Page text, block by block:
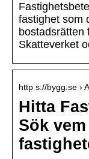
fastighet som
bostadsrätten
Skatteverket
http s://bygg.se ›
Hitta
Sök